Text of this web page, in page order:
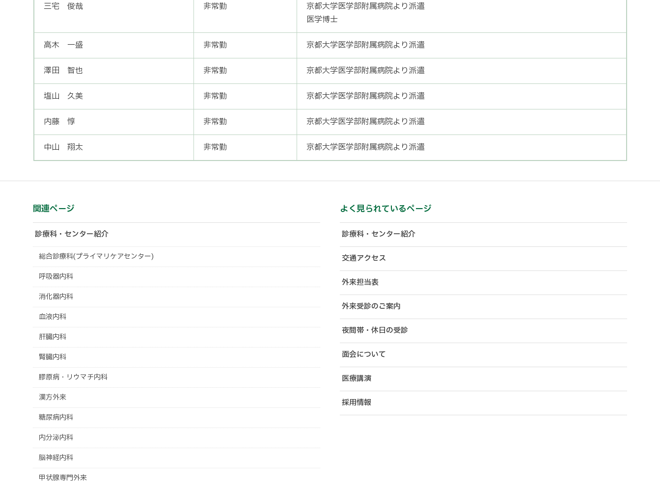
三宅 俊哉 非常勤
京都大学医学部附属病院より派遣
医学博士
高木 一盛 非常勤 京都大学医学部附属病院より派遣
澤田 智也 非常勤 京都大学医学部附属病院より派遣
塩山 久美 非常勤 京都大学医学部附属病院より派遣
内藤 惇 非常勤 京都大学医学部附属病院より派遣
中山 翔太 非常勤 京都大学医学部附属病院より派遣
関連ページ
診療科・センター紹介
総合診療科(プライマリケアセンター)
呼吸器内科
消化器内科
血液内科
肝臓内科
腎臓内科
膠原病・リウマチ内科
漢方外来
糖尿病内科
内分泌内科
脳神経内科
甲状腺専門外来
よく見られているページ
診療科・センター紹介
交通アクセス
外来担当表
外来受診のご案内
夜間帯・休日の受診
面会について
医療講演
採用情報